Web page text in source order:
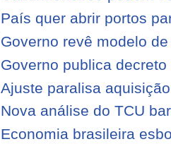
País quer abrir portos
Governo revê modelo
Governo publica
Ajuste paralisa
Nova análise do TCU
Economia brasileira